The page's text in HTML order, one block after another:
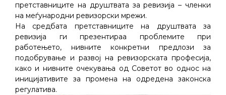
претставниците на друштвата за ревизија – членки
на меѓународни ревизорски мрежи.
На средбата претставниците на друштвата за
ревизија ги презентираа проблемите при
работењето, нивните конкретни предлози за
подобрување и развој на ревизорската професија,
како и нивните очекувања од Советот во однос на
иницијативите за промена на одредена законска
регулатива.